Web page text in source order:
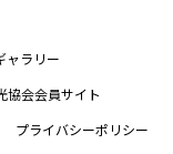
ャラリー
協会会員サイト
プライバシーポリシー